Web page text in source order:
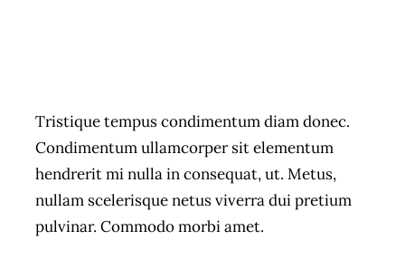
Tristique tempus condimentum diam donec.
Condimentum ullamcorper sit elementum
hendrerit mi nulla in consequat, ut. Metus,
nullam scelerisque netus viverra dui pretium
pulvinar. Commodo morbi amet.